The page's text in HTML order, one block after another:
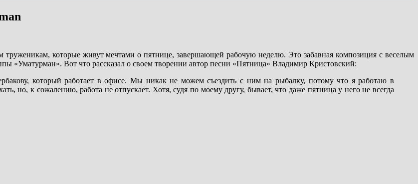
которые живут мечтами о пятнице, завершающей рабочую неделю. Это забавная композиция с веселым
«Уматурман». Вот что рассказал о своем творении автор песни «Пятница» Владимир Кристовский:
который работает в офисе. Мы никак не можем съездить с ним на рыбалку, потому что я работаю в
но, к сожалению, работа не отпускает. Хотя, судя по моему другу, бывает, что даже пятница у него не всегда